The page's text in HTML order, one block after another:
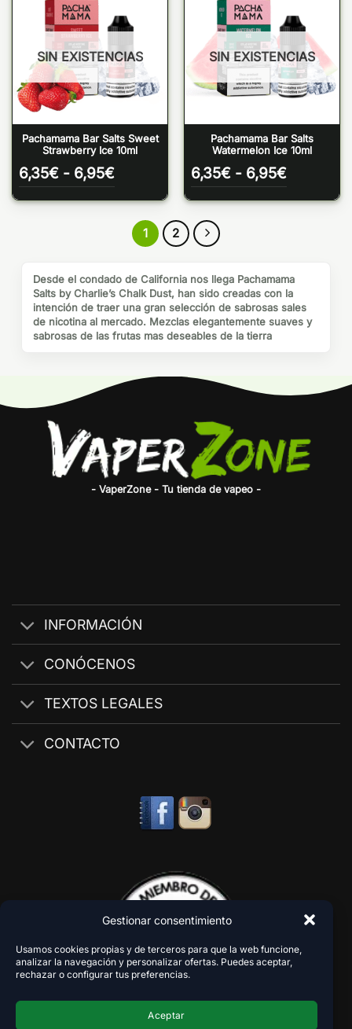
Gestionar consentimiento
Usamos cookies propias y de terceros para que la web funcione,
analizar la navegación y personalizar ofertas. Puedes aceptar,
rechazar o configurar tus preferencias.
Aceptar
SIN EXISTENCIAS
Pachamama Bar Salts Sweet
Strawberry Ice 10ml
6,35€ - 6,95€Rango
de
precios:
desde
6,35€
hasta
SIN EXISTENCIAS
Pachamama Bar Salts
Watermelon Ice 10ml
6,35€ - 6,95€Rango
de
precios:
1 2
Desde el condado de California nos llega Pachamama
Salts by Charlie’s Chalk Dust, han sido creadas con la
intención de traer una gran selección de sabrosas sales
de nicotina al mercado. Mezclas elegantemente suaves y
sabrosas de las frutas mas deseables de la tierra
- VaperZone - Tu tienda de vapeo -
INFORMACIÓN
CONÓCENOS
TEXTOS LEGALES
CONTACTO